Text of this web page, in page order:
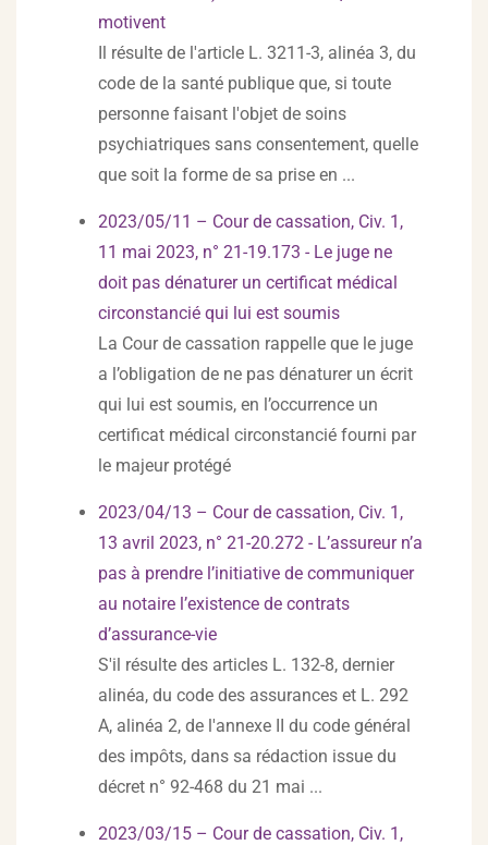
motivent
Il résulte de l'article L. 3211-3, alinéa 3, du
code de la santé publique que, si toute
personne faisant l'objet de soins
psychiatriques sans consentement, quelle
que soit la forme de sa prise en ...
2023/05/11 – Cour de cassation, Civ. 1,
11 mai 2023, n° 21-19.173 - Le juge ne
doit pas dénaturer un certificat médical
circonstancié qui lui est soumis
La Cour de cassation rappelle que le juge
a l’obligation de ne pas dénaturer un écrit
qui lui est soumis, en l’occurrence un
certificat médical circonstancié fourni par
le majeur protégé
2023/04/13 – Cour de cassation, Civ. 1,
13 avril 2023, n° 21-20.272 - L’assureur n’a
pas à prendre l’initiative de communiquer
au notaire l’existence de contrats
d’assurance-vie
S'il résulte des articles L. 132-8, dernier
alinéa, du code des assurances et L. 292
A, alinéa 2, de l'annexe II du code général
des impôts, dans sa rédaction issue du
décret n° 92-468 du 21 mai ...
2023/03/15 – Cour de cassation, Civ. 1,